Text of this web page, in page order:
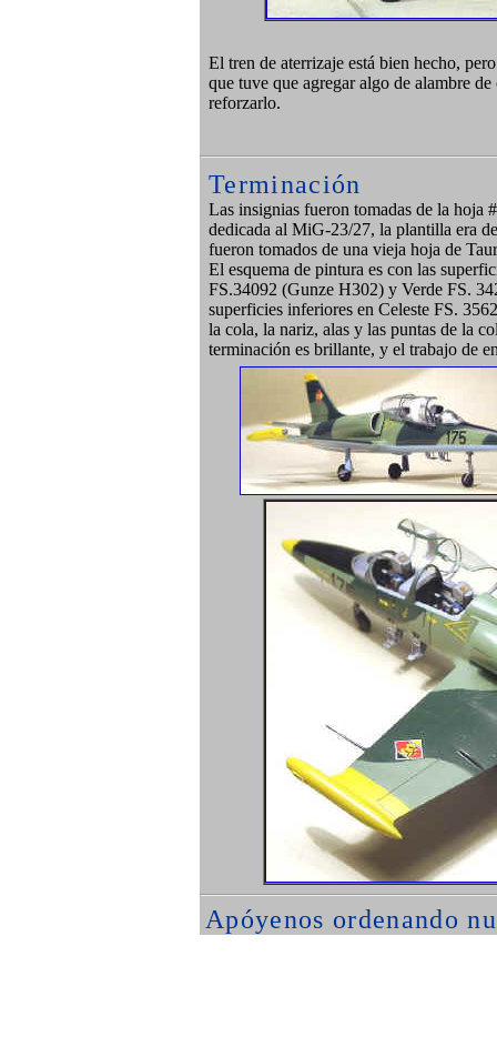
El tren de aterrizaje está bien hecho,
que tuve que agregar algo de alambre
reforzarlo.
Terminación
Las insignias fueron tomadas de la hoja
dedicada al MiG-23/27, la plantilla era
fueron tomados de una vieja hoja de
El esquema de pintura es con las
FS.34092 (Gunze H302) y Verde FS.
superficies inferiores en Celeste FS.
la cola, la nariz, alas y las puntas de la
terminación es brillante, y el trabajo de
Apóyenos ordenando